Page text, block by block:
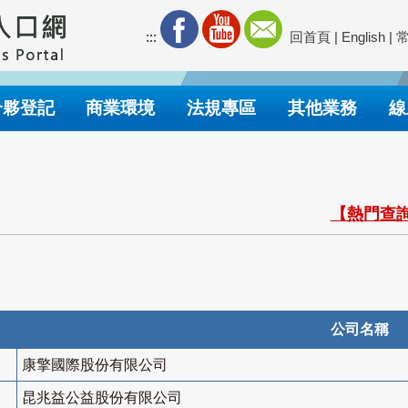
::: 回首頁 | English |
登記 商業環境 法規專區 其他業務
【熱門查
公司名稱
康擎國際股份有限公司
昆兆益公益股份有限公司